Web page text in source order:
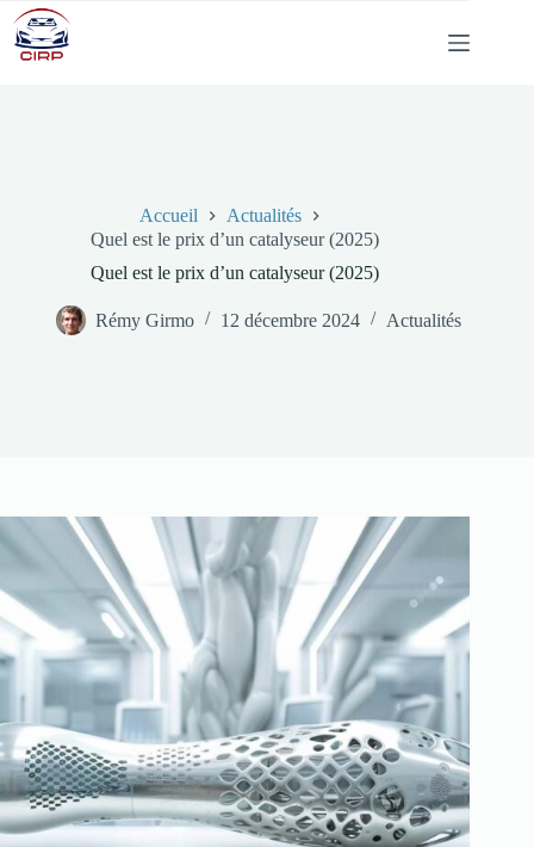
Passer
au
contenu
Accueil
Actualités
Quel est le prix d’un catalyseur (2025)
Quel est le prix d’un catalyseur (2025)
Rémy Girmo 12 décembre 2024 Actualités